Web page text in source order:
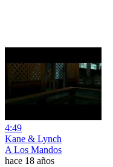
4:49
Kane & Lynch
A Los Mandos
hace 18 años